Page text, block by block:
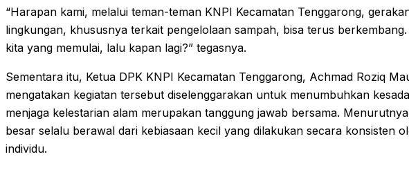
“Harapan kami, melalui teman-teman KNPI Kecamatan Tenggarong,
lingkungan, khususnya terkait pengelolaan sampah, bisa terus
kita yang memulai, lalu kapan lagi?” tegasnya.
Sementara itu, Ketua DPK KNPI Kecamatan Tenggarong, Achmad Roziq
mengatakan kegiatan tersebut diselenggarakan untuk menumbuhkan
menjaga kelestarian alam merupakan tanggung jawab bersama.
besar selalu berawal dari kebiasaan kecil yang dilakukan secara konsisten
individu.